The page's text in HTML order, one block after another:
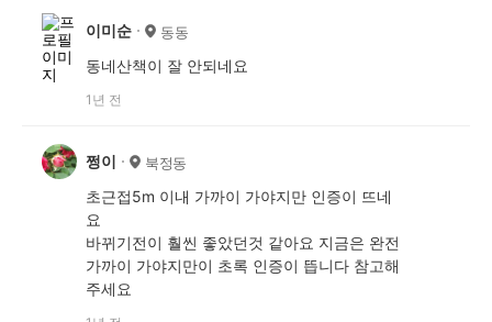
이미순 동동
동네산책이 잘 안되네요
1년 전
쩡이 북정동
초근접5m 이내 가까이 가야지만 인증이 뜨네
요
바뀌기전이 훨씬 좋았던것 같아요 지금은 완전
가까이 가야지만이 초록 인증이 뜹니다 참고해
주세요